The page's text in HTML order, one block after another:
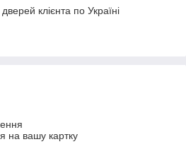
клієнта по Україні
на вашу картку